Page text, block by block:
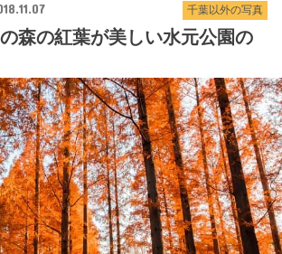
千葉以外の写真
森の紅葉が美しい水元公園の